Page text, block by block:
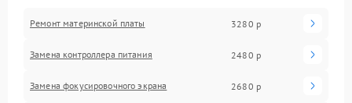
Ремонт материнской платы 3280 р
Замена контроллера питания 2480 р
Замена фокусировочного экрана 2680 р